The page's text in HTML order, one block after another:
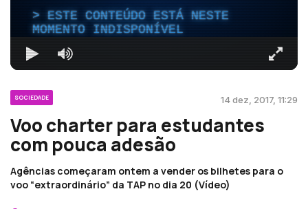
ESTE CONTEÚDO ESTÁ NESTE
MOMENTO INDISPONÍVEL
SOCIEDADE 14 dez, 2017, 11:29
Voo charter para estudantes
com pouca adesão
Agências começaram ontem a vender os bilhetes para o
voo “extraordinário” da TAP no dia 20 (Vídeo)